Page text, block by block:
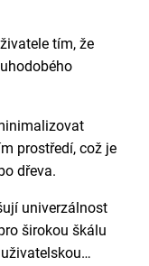
tím, že
prostředí, což je
dřeva.
univerzálnost
širokou škálu